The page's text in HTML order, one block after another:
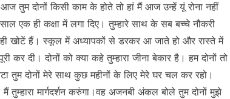
तुम दोनों किसी काम के होते तो हां मैं आज उन्हें यूं रोना नहीं
एक ही कक्षा में लगा दिए। तुम्हारे साथ के सब बच्चे नौकरी
खोटें हैं। स्कूल में अध्यापकों से डरकर आ जाते हो और रास्ते में
दी। दोनों को क्या कहे तुम्हारा जीना बेकार है। हम दोनों तो
दोनों मेरे साथ कुछ महीनों के लिए मेरे घर चल कर रहो।
मार्गदर्शन करुंगा।वह अजनबी अंकल बोले तुम दोनों मुझे